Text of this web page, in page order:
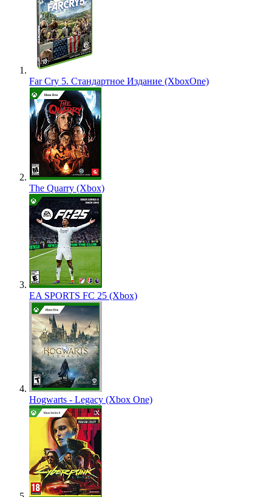
Far Cry 5. Стандартное Издание (XboxOne)
The Quarry (Xbox)
EA SPORTS FC 25 (Xbox)
Hogwarts - Legacy (Xbox One)